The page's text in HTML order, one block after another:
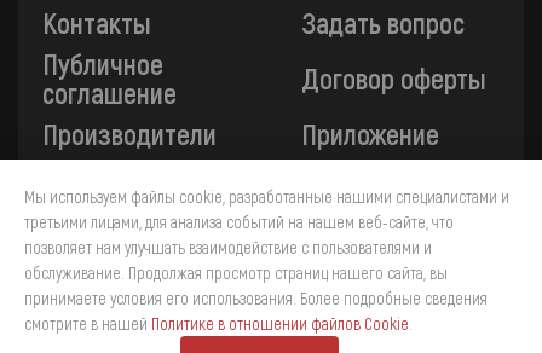
Контакты
Задать вопрос
Публичное
соглашение
Договор оферты
Производители
Приложение
Все платежи на сайте защищены технологией 3-D
Secure. Прием платежей осуществляется через ПАО
«Сбербанк».
Мы используем файлы cookie, разработанные нашими специалистами и
третьими лицами, для анализа событий на нашем веб-сайте, что
позволяет нам улучшать взаимодействие с пользователями и
обслуживание. Продолжая просмотр страниц нашего сайта, вы
принимаете условия его использования. Более подробные сведения
смотрите в нашей Политике в отношении файлов Cookie